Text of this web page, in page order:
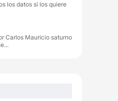
los datos si los quiere
Carlos Mauricio saturno